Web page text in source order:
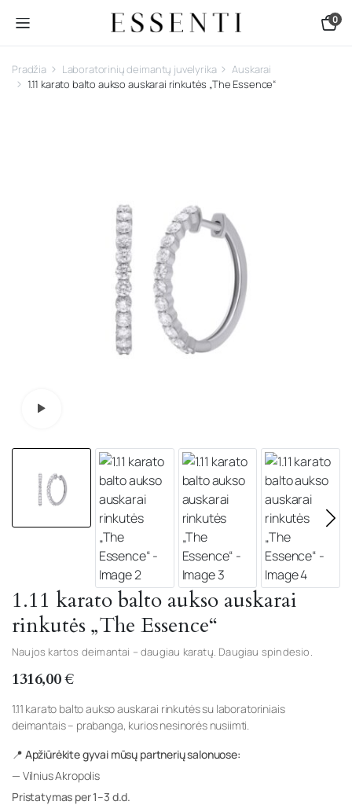
0
Pradžia Laboratorinių deimantų juvelyrika
Auskarai
1.11 karato balto aukso auskarai rinkutės „The Essence“
1.11 karato balto aukso auskarai
rinkutės „The Essence“
Naujos kartos deimantai – daugiau karatų. Daugiau spindesio.
1316,00€
1.11 karato balto aukso auskarai rinkutės su laboratoriniais
deimantais – prabanga, kurios nesinorės nusiimti.
📍 Apžiūrėkite gyvai mūsų partnerių salonuose:
— Vilnius Akropolis
Pristatymas per 1–3 d.d.